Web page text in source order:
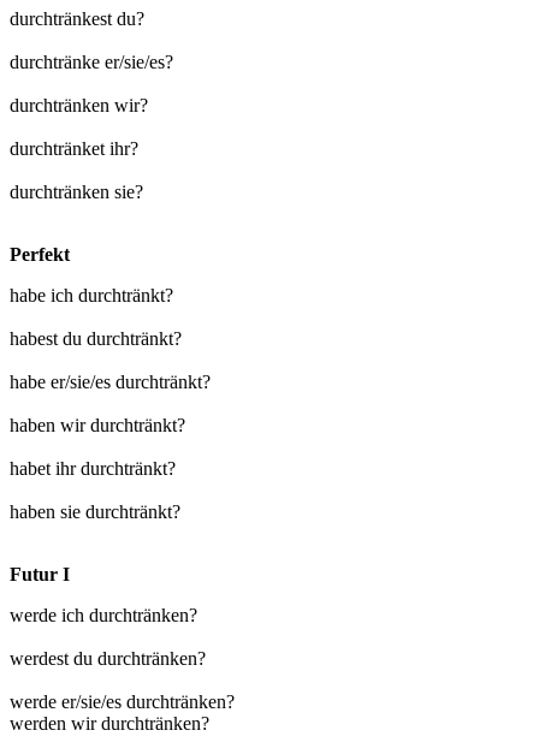
durchtränkest du?
durchtränke er/sie/es?
durchtränken wir?
durchtränket ihr?
durchtränken sie?
Perfekt
habe ich durchtränkt?
habest du durchtränkt?
habe er/sie/es durchtränkt?
haben wir durchtränkt?
habet ihr durchtränkt?
haben sie durchtränkt?
Futur I
werde ich durchtränken?
werdest du durchtränken?
werde er/sie/es durchtränken?
werden wir durchtränken?